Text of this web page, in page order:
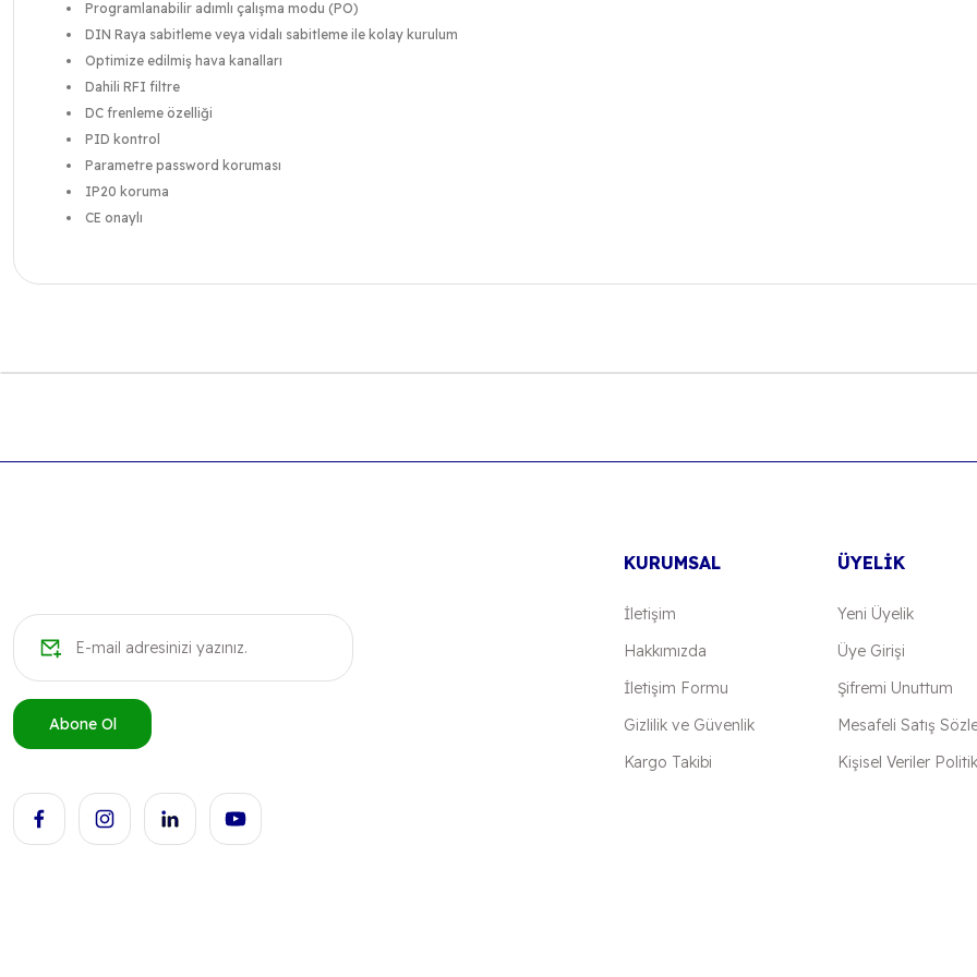
Programlanabilir adımlı çalışma modu (PO)
DIN Raya sabitleme veya vidalı sabitleme ile kolay kurulum
Optimize edilmiş hava kanalları
Dahili RFI filtre
DC frenleme özelliği
PID kontrol
Parametre password koruması
IP20 koruma
CE onaylı
Görüş ve önerileriniz için teşekkür ederiz.
Gönder
Abone Ol
KURUMSAL
İletişim
Hakkımızda
İletişim Formu
Gizlilik ve Güvenlik
Kargo Takibi
ÜYELİK
Yeni Üyelik
Üye Girişi
Şifremi Unuttum
Mesafeli Satış
Kişisel Veriler